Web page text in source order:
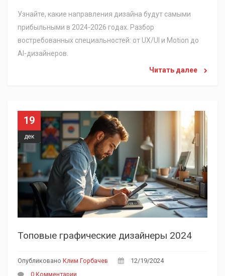
Узнайте, какие направления дизайна будут самыми
прибыльными в 2024-2026 годах. Разбор
востребованных специальностей: от UX/UI и Motion до
AI-дизайнеров.
Читать далее
19
дек
Топовые графические дизайнеры 2024
Опубликовано Клим Горбачев
12/19/2024
0 Комментарии